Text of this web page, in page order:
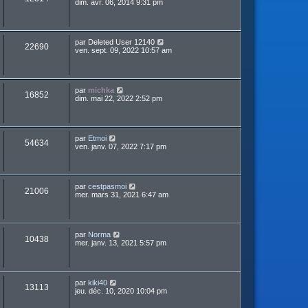
dim. avr. 06, 2014 9:31 pm
22690 par Deleted User 12140
ven. sept. 09, 2022 10:57 am
16852 par michka
dim. mai 22, 2022 2:52 pm
54634 par Etmoi
ven. janv. 07, 2022 7:17 pm
21006 par cestpasmoi
mer. mars 31, 2021 6:47 am
10438 par Norma
mer. janv. 13, 2021 5:57 pm
13113 par kiki40
jeu. déc. 10, 2020 10:04 pm